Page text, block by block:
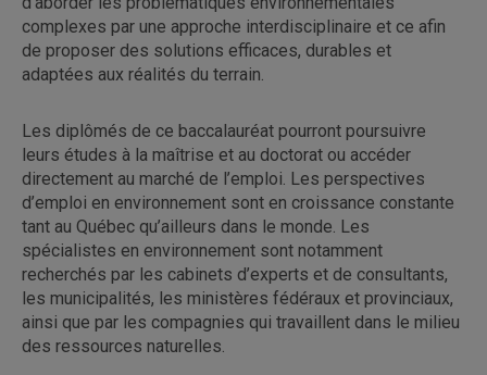
complexes par une approche interdisciplinaire et ce afin
de proposer des solutions efficaces, durables et
adaptées aux réalités du terrain.
Les diplômés de ce baccalauréat pourront poursuivre
leurs études à la maîtrise et au doctorat ou accéder
directement au marché de l’emploi. Les perspectives
d’emploi en environnement sont en croissance constante
tant au Québec qu’ailleurs dans le monde. Les
spécialistes en environnement sont notamment
recherchés par les cabinets d’experts et de consultants,
les municipalités, les ministères fédéraux et provinciaux,
ainsi que par les compagnies qui travaillent dans le milieu
des ressources naturelles.